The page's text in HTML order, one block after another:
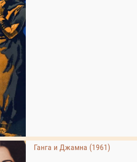
Ганга и Джамна (1961)